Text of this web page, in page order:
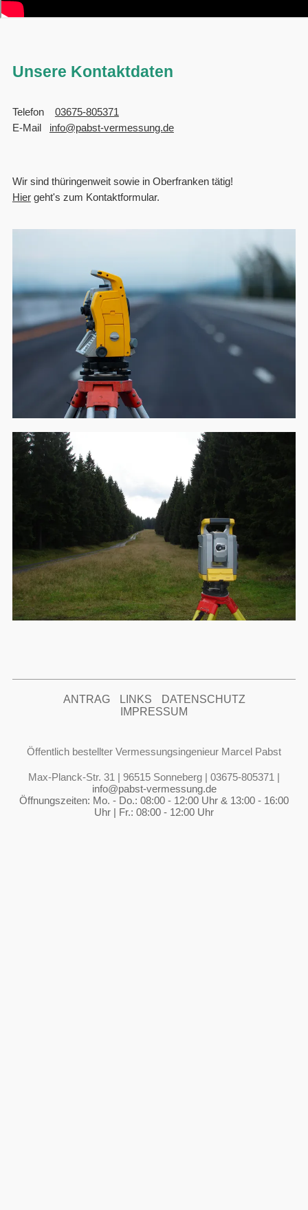
Unsere Kontaktdaten
Telefon 03675-805371
E-Mail info@pabst-vermessung.de
Wir sind thüringenweit sowie in Oberfranken tätig!
Hiergeht's zum Kontaktformular.
ANTRAG LINKS
DATENSCHUTZ
IMPRESSUM
Öffentlich bestellter Vermessungsingenieur Marcel Pabst
Max-Planck-Str. 31 | 96515 Sonneberg | 03675-805371 |
info@pabst-vermessung.de
Öffnungszeiten: Mo. - Do.: 08:00 - 12:00 Uhr & 13:00 - 16:00
Uhr | Fr.: 08:00 - 12:00 Uhr